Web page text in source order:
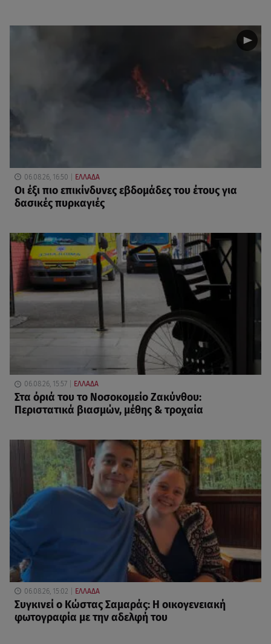
06.08.26, 16:50 ΕΛΛΑΔΑ
Οι έξι πιο επικίνδυνες εβδομάδες του έτους για
δασικές πυρκαγιές
06.08.26, 15:57 ΕΛΛΑΔΑ
Στα όριά του το Νοσοκομείο Ζακύνθου:
Περιστατικά βιασμών, μέθης & τροχαία
06.08.26, 15:02 ΕΛΛΑΔΑ
Συγκινεί ο Κώστας Σαμαράς: Η οικογενειακή
φωτογραφία με την αδελφή του